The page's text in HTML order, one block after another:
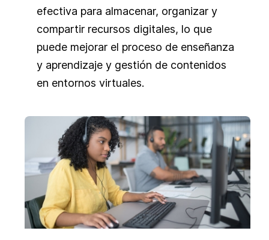
efectiva para almacenar, organizar y
compartir recursos digitales, lo que
puede mejorar el proceso de enseñanza
y aprendizaje y gestión de contenidos
en entornos virtuales.